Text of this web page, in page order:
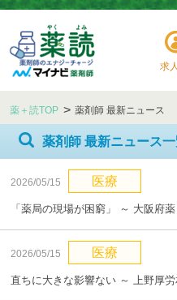
求
薬＋読TOP 薬剤師 最新ニュース
薬剤師 最新ニュース
2026/05/15 医療
「薬局の現場が困窮」 ～ 大阪府
2026/05/15 医療
直ちに大きな影響ない ～ 上野厚